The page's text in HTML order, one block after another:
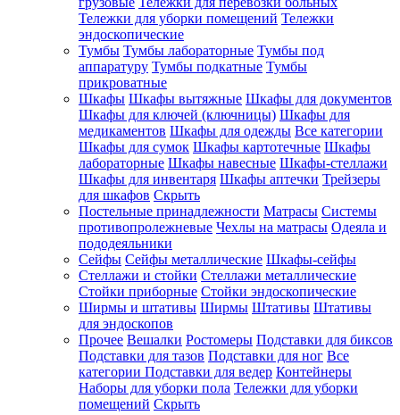
Тележки для уборки помещений Тележки
эндоскопические
Тумбы Тумбы лабораторные Тумбы под
аппаратуру Тумбы подкатные Тумбы
прикроватные
Шкафы Шкафы вытяжные Шкафы для документов
Шкафы для ключей (ключницы) Шкафы для
медикаментов Шкафы для одежды Все категории
Шкафы для сумок Шкафы картотечные Шкафы
лабораторные Шкафы навесные Шкафы-стеллажи
Шкафы для инвентаря Шкафы аптечки Трейзеры
для шкафов Скрыть
Постельные принадлежности Матрасы Системы
противопролежневые Чехлы на матрасы Одеяла и
пододеяльники
Сейфы Сейфы металлические Шкафы-сейфы
Стеллажи и стойки Стеллажи металлические
Стойки приборные Стойки эндоскопические
Ширмы и штативы Ширмы Штативы Штативы
для эндоскопов
Прочее Вешалки Ростомеры Подставки для биксов
Подставки для тазов Подставки для ног Все
категории Подставки для ведер Контейнеры
Наборы для уборки пола Тележки для уборки
помещений Скрыть